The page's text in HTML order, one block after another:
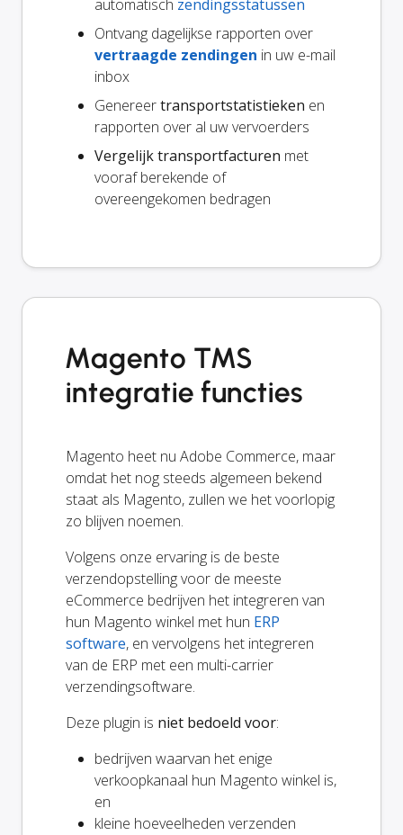
automatisch zendingsstatussen
Ontvang dagelijkse rapporten over
vertraagde zendingen in uw e-mail
inbox
Genereertransportstatistieken en
rapporten over al uw vervoerders
Vergelijk transportfacturen met
vooraf berekende of
overeengekomen bedragen
Magento TMS
integratie functies
Magento heet nu Adobe Commerce, maar
omdat het nog steeds algemeen bekend
staat als Magento, zullen we het voorlopig
zo blijven noemen.
Volgens onze ervaring is de beste
verzendopstelling voor de meeste
eCommerce bedrijven het integreren van
hun Magento winkel met hun ERP
software, en vervolgens het integreren
van de ERP met een multi-carrier
verzendingsoftware.
Deze plugin is niet bedoeld voor:
bedrijven waarvan het enige
verkoopkanaal hun Magento winkel is,
en
kleine hoeveelheden verzenden